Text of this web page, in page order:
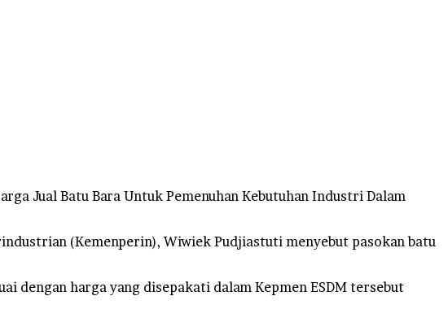
Jual Batu Bara Untuk Pemenuhan Kebutuhan Industri Dalam
(Kemenperin), Wiwiek Pudjiastuti menyebut pasokan batu
dengan harga yang disepakati dalam Kepmen ESDM tersebut